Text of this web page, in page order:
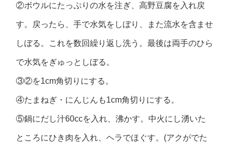
②ボウルにたっぷりの水を注ぎ、高野豆腐を入れ戻
す。戻ったら、手で水気をしぼり、また流水を含ませ
しぼる。これを数回繰り返し洗う。最後は両手のひら
で水気をぎゅっとしぼる。
③②を1cm角切りにする。
④たまねぎ・にんじんも1cm角切りにする。
⑤鍋にだし汁60ccを入れ、沸かす。中火にし湧いた
ところにひき肉を入れ、ヘラでほぐす。(アクがでた